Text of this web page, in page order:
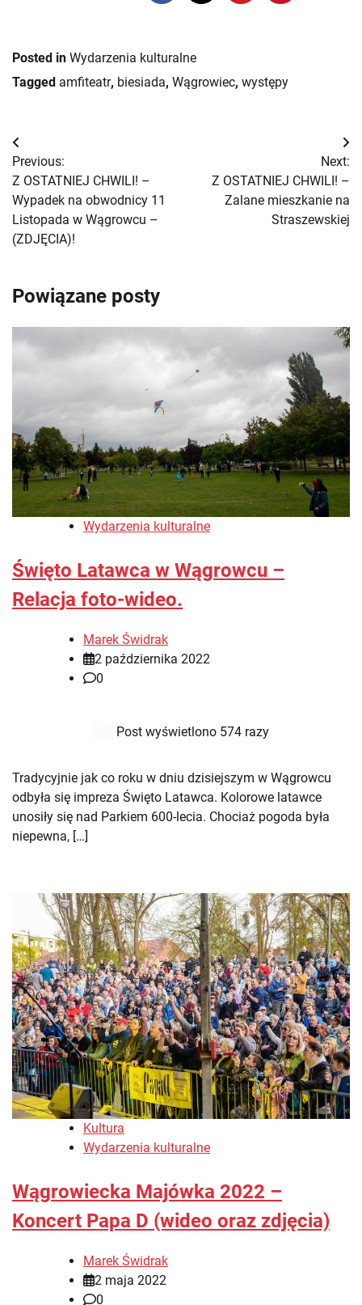
Posted in Wydarzenia kulturalne
Tagged amfiteatr, biesiada, Wągrowiec, występy
Nawigacja
wpisu
Previous:
Z OSTATNIEJ CHWILI! –
Wypadek na obwodnicy 11
Listopada w Wągrowcu –
(ZDJĘCIA)!
Next:
Z OSTATNIEJ CHWILI! –
Zalane mieszkanie na
Straszewskiej
Powiązane posty
Wydarzenia kulturalne
Święto Latawca w Wągrowcu –
Relacja foto-wideo.
Marek Świdrak
2 października 2022
0
Post wyświetlono 574 razy
Tradycyjnie jak co roku w dniu dzisiejszym w Wągrowcu
odbyła się impreza Święto Latawca. Kolorowe latawce
unosiły się nad Parkiem 600-lecia. Chociaż pogoda była
niepewna, […]
Kultura
Wydarzenia kulturalne
Wągrowiecka Majówka 2022 –
Koncert Papa D (wideo oraz zdjęcia)
Marek Świdrak
2 maja 2022
0